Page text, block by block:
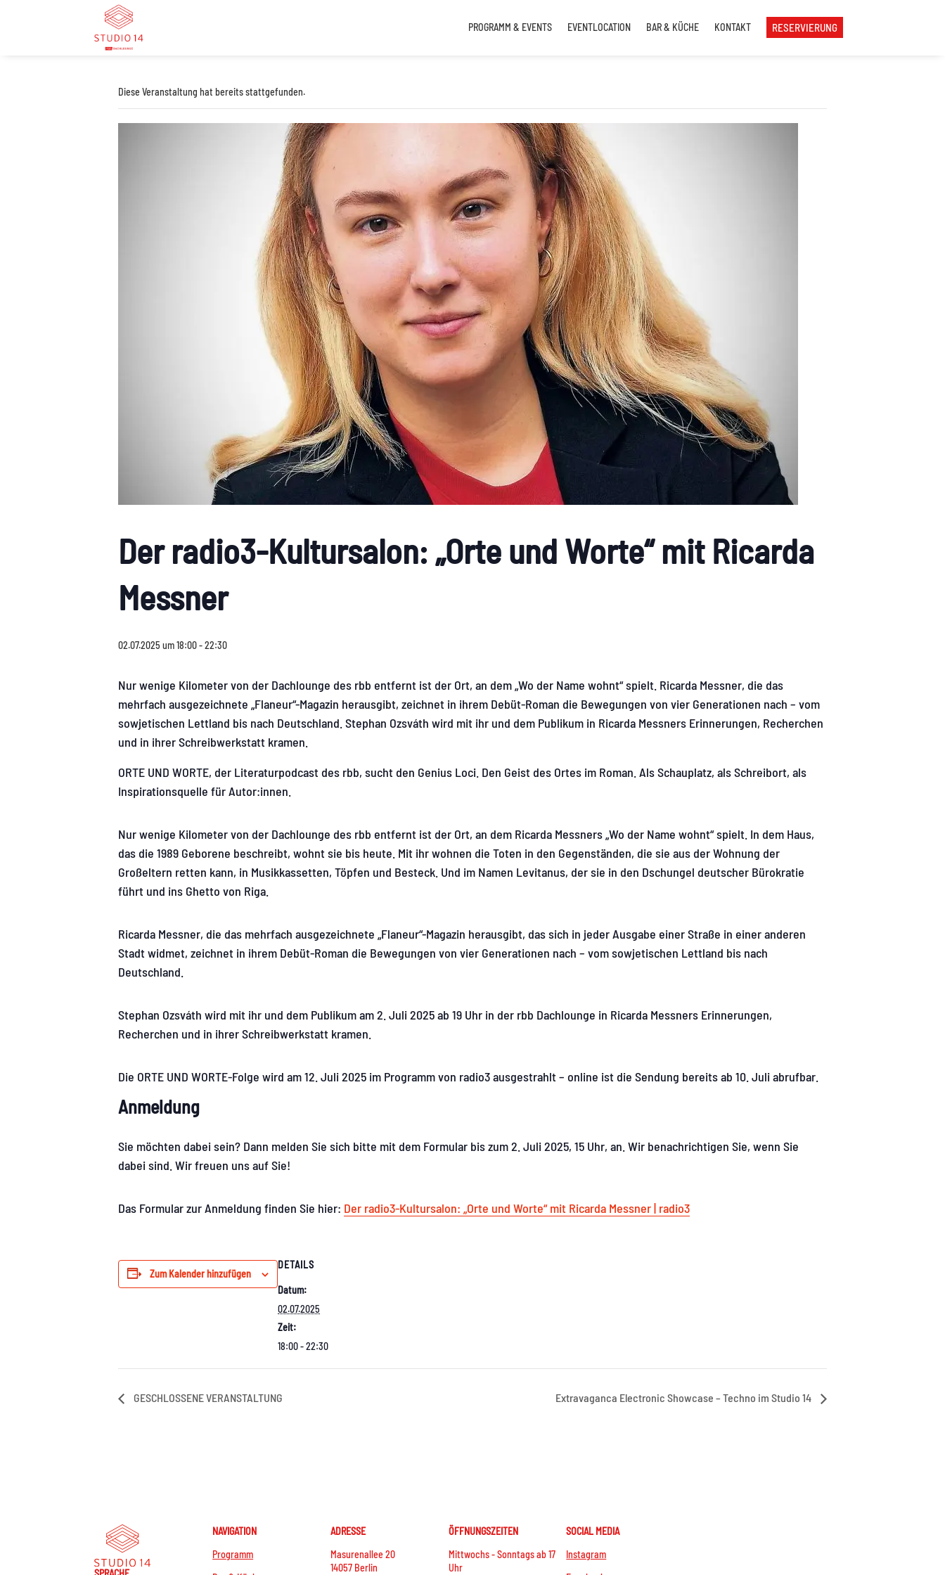
PROGRAMM & EVENTS EVENTLOCATION BAR & KÜCHE KONTAKT RESERVIERUNG
Diese Veranstaltung hat bereits stattgefunden.
Der radio3-Kultursalon: „Orte und Worte“ mit Ricarda
Messner
02.07.2025 um 18:00-22:30
Nur wenige Kilometer von der Dachlounge des rbb entfernt ist der Ort, an dem „Wo der Name wohnt“ spielt. Ricarda Messner, die das
mehrfach ausgezeichnete „Flaneur“-Magazin herausgibt, zeichnet in ihrem Debüt-Roman die Bewegungen von vier Generationen nach – vom
sowjetischen Lettland bis nach Deutschland. Stephan Ozsváth wird mit ihr und dem Publikum in Ricarda Messners Erinnerungen, Recherchen
und in ihrer Schreibwerkstatt kramen.
ORTE UND WORTE, der Literaturpodcast des rbb, sucht den Genius Loci. Den Geist des Ortes im Roman. Als Schauplatz, als Schreibort, als
Inspirationsquelle für Autor:innen.
Nur wenige Kilometer von der Dachlounge des rbb entfernt ist der Ort, an dem Ricarda Messners „Wo der Name wohnt“ spielt. In dem Haus,
das die 1989 Geborene beschreibt, wohnt sie bis heute. Mit ihr wohnen die Toten in den Gegenständen, die sie aus der Wohnung der
Großeltern retten kann, in Musikkassetten, Töpfen und Besteck. Und im Namen Levitanus, der sie in den Dschungel deutscher Bürokratie
führt und ins Ghetto von Riga.
Ricarda Messner, die das mehrfach ausgezeichnete „Flaneur“-Magazin herausgibt, das sich in jeder Ausgabe einer Straße in einer anderen
Stadt widmet, zeichnet in ihrem Debüt-Roman die Bewegungen von vier Generationen nach – vom sowjetischen Lettland bis nach
Deutschland.
Stephan Ozsváth wird mit ihr und dem Publikum am 2. Juli 2025 ab 19 Uhr in der rbb Dachlounge in Ricarda Messners Erinnerungen,
Recherchen und in ihrer Schreibwerkstatt kramen.
Die ORTE UND WORTE-Folge wird am 12. Juli 2025 im Programm von radio3 ausgestrahlt – online ist die Sendung bereits ab 10. Juli abrufbar.
Anmeldung
Sie möchten dabei sein? Dann melden Sie sich bitte mit dem Formular bis zum 2. Juli 2025, 15 Uhr, an. Wir benachrichtigen Sie, wenn Sie
dabei sind. Wir freuen uns auf Sie!
Das Formular zur Anmeldung finden Sie hier: Der radio3-Kultursalon: „Orte und Worte“ mit Ricarda Messner | radio3
Zum Kalender hinzufügen
DETAILS
Datum:
02.07.2025
Zeit:
18:00 - 22:30
GESCHLOSSENE VERANSTALTUNG Extravaganca Electronic Showcase – Techno im Studio 14
NAVIGATION
Programm
ADRESSE
Masurenallee 20
14057 Berlin
ÖFFNUNGSZEITEN
Mittwochs - Sonntags ab 17
Uhr
SOCIAL MEDIA
Instagram